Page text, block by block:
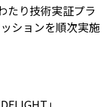
たり技術実証プラ
ションを順次実施